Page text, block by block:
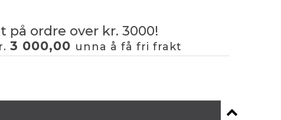
på ordre over kr. 3000!
3 000,00 unna å få fri frakt